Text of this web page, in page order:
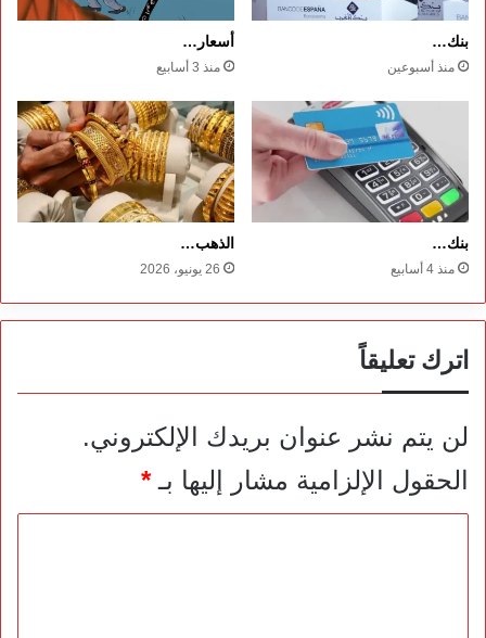
بنك…
منذ أسبوعين
أسعار…
منذ 3 أسابيع
بنك…
منذ 4 أسابيع
الذهب…
26 يونيو، 2026
اترك تعليقاً
لن يتم نشر عنوان بريدك الإلكتروني.
الحقول الإلزامية مشار إليها بـ*